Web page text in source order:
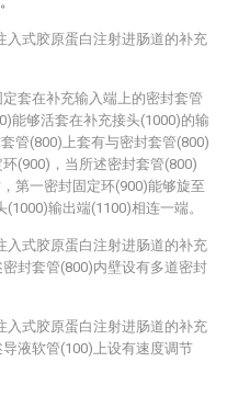
入式胶原蛋白注射进肠道的补充
套在补充输入端上的密封套管
能够活套在补充接头(1000)的输
管(800)上套有与密封套管(800)
(900)，当所述密封套管(800)
第一密封固定环(900)能够旋至
输出端(1100)相连一端。
入式胶原蛋白注射进肠道的补充
封套管(800)内壁设有多道密封
入式胶原蛋白注射进肠道的补充
液软管(100)上设有速度调节